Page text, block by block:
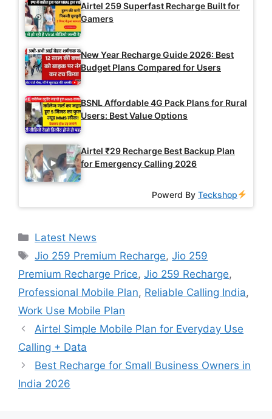
Airtel 259 Superfast Recharge Built for
Gamers
New Year Recharge Guide 2026: Best
Budget Plans Compared for Users
BSNL Affordable 4G Pack Plans for Rural
Users: Best Value Options
Airtel ₹29 Recharge Best Backup Plan
for Emergency Calling 2026
Powerd ByTeckshop
Categories
Latest News
Tags
Jio 259 Premium Recharge,Jio 259
Premium Recharge Price, Jio 259 Recharge,
Professional Mobile Plan, Reliable Calling India,
Work Use Mobile Plan
Airtel Simple Mobile Plan for Everyday Use
Calling + Data
Best Recharge for Small Business Owners in
India 2026